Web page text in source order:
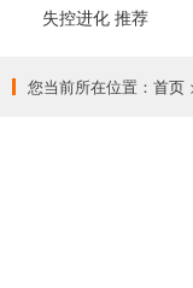
失控进化 推荐
您当前所在位置： 首页